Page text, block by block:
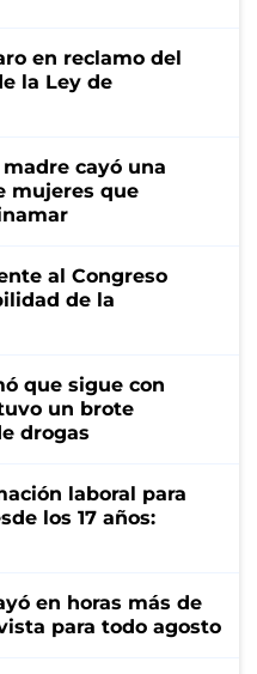
en reclamo del
la Ley de
cayó una
mujeres que
al Congreso
de la
que sigue con
un brote
drogas
laboral para
los 17 años:
en horas más de
para todo agosto